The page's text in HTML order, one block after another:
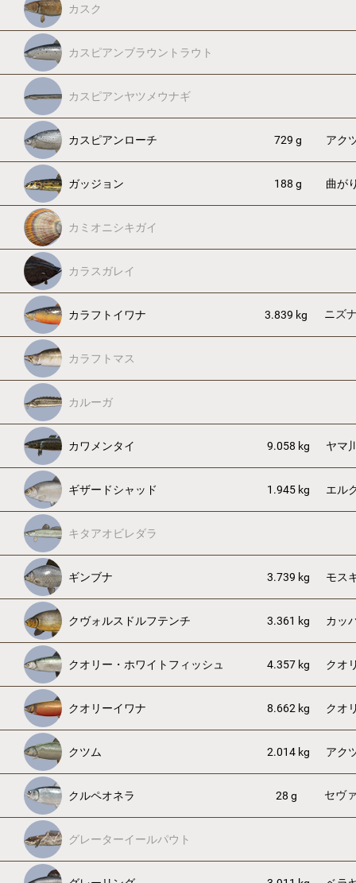
カスク
カスピアンブラウントラウト
カスピアンヤツメウナギ
カスピアンローチ 729 g アク
ガッジョン 188 g 曲が
カミオニシキガイ
カラスガレイ
カラフトイワナ 3.839 kg ニズ
カラフトマス
カルーガ
カワメンタイ 9.058 kg ヤマ
ギザードシャッド 1.945 kg エル
キタアオビレダラ
ギンブナ 3.739 kg モス
クヴォルスドルフテンチ 3.361 kg カッ
クオリー・ホワイトフィッシュ 4.357 kg クオ
クオリーイワナ 8.662 kg クオ
クツム 2.014 kg アク
クルペオネラ 28 g セヴ
グレーターイールパウト